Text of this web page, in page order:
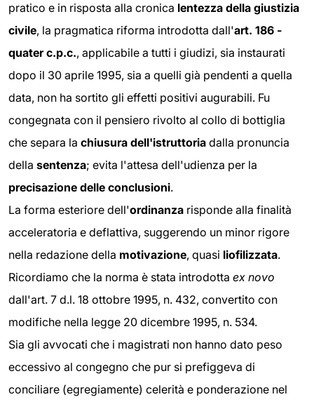
pratico e in risposta alla cronica lentezza della giustizia
civile, la pragmatica riforma introdotta dall'art. 186 -
quater c.p.c., applicabile a tutti i giudizi, sia instaurati
dopo il 30 aprile 1995, sia a quelli già pendenti a quella
data, non ha sortito gli effetti positivi augurabili. Fu
congegnata con il pensiero rivolto al collo di bottiglia
che separa la chiusura dell'istruttoria dalla pronuncia
della sentenza; evita l'attesa dell'udienza per la
precisazione delle conclusioni.
La forma esteriore dell'ordinanza risponde alla finalità
acceleratoria e deflattiva, suggerendo un minor rigore
nella redazione della motivazione, quasi liofilizzata.
Ricordiamo che la norma è stata introdotta ex novo
dall'art. 7 d.l. 18 ottobre 1995, n. 432, convertito con
modifiche nella legge 20 dicembre 1995, n. 534.
Sia gli avvocati che i magistrati non hanno dato peso
eccessivo al congegno che pur si prefiggeva di
conciliare (egregiamente) celerità e ponderazione nel